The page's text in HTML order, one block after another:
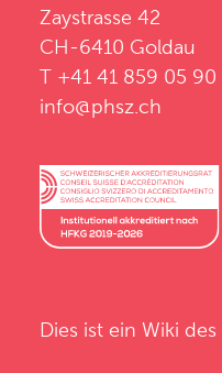
Zaystrasse 42
CH-6410 Goldau
T +41 41 859 05 90
info@phsz.ch
Dies ist ein Wiki des